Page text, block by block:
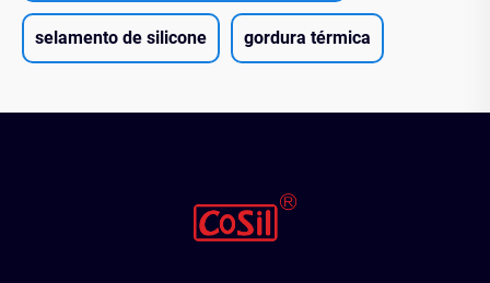
selamento de silicone gordura térmica